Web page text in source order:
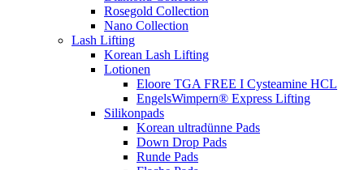
Rosegold Collection
Nano Collection
Lash Lifting
Korean Lash Lifting
Lotionen
Eloore TGA FREE I Cysteamine HCL
EngelsWimpern® Express Lifting
Silikonpads
Korean ultradünne Pads
Down Drop Pads
Runde Pads